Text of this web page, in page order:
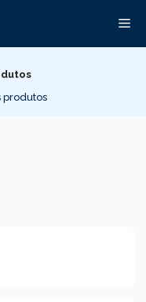
produtos